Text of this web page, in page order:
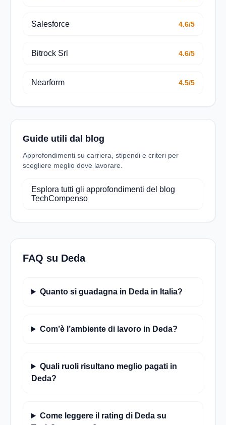
Salesforce 4.6/5
Bitrock Srl 4.6/5
Nearform 4.5/5
Guide utili dal blog
Approfondimenti su carriera, stipendi e criteri per
scegliere meglio dove lavorare.
Esplora tutti gli approfondimenti del blog
TechCompenso
FAQ su Deda
Quanto si guadagna in Deda in Italia?
Com’è l’ambiente di lavoro in Deda?
Quali ruoli risultano meglio pagati in
Deda?
Come leggere il rating di Deda su